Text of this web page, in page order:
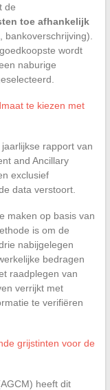
de
toe afhankelijk
wordt
naburige
te kiezen met
rapport van
and Ancillary
exclusief
data verstoort.
maken op basis van
is om de
nabijgelegen
bedragen
raadplegen van
verrijkt met
te verifiëren
grijstinten voor de
heeft dit